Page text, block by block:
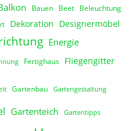
Bauen Beet Beleuchtung
Dekoration Designermöbel
Energie
Fertighaus Fliegengitter
Gartenbau Gartengestaltung
Gartenteich Gartentipps